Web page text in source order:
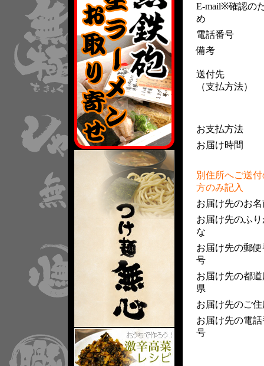
E-mail※確認の
め
電話番号
備考
送付先
（支払方法）
お支払方法
お届け時間
別住所へご送
方のみ記入
お届け先のお名
お届け先のふり
な
お届け先の郵便
号
お届け先の都道
県
お届け先のご住
お届け先の電話
号